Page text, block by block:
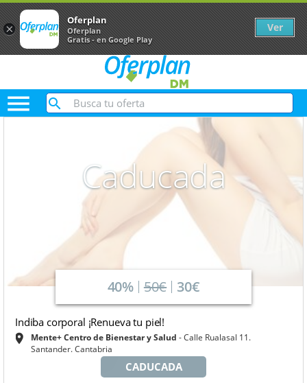

Caducada
40% 50€ 30€
Indiba corporal ¡Renueva tu piel!
Mente+ Centro de Bienestar y Salud
Calle Rualasal 11.
Santander. Cantabria
CADUCADA
×
Oferplan
Oferplan
Gratis - en Google Play
Ver